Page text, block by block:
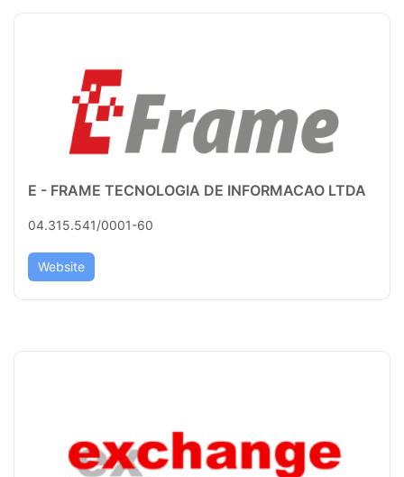
E - FRAME TECNOLOGIA DE INFORMACAO LTDA
04.315.541/0001-60
Website